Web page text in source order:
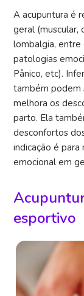
A acupuntura é
geral (muscular,
lombalgia, entre
patologias
Pânico, etc).
também podem
melhora os
parto. Ela
desconfortos
indicação é
emocional em
esportivo